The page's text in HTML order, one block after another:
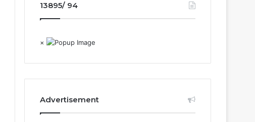
13895/ 94
×
Advertisement